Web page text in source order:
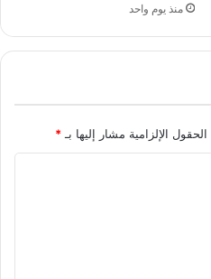
منذ يوم واحد
الحقول الإلزامية مشار إليها بـ*